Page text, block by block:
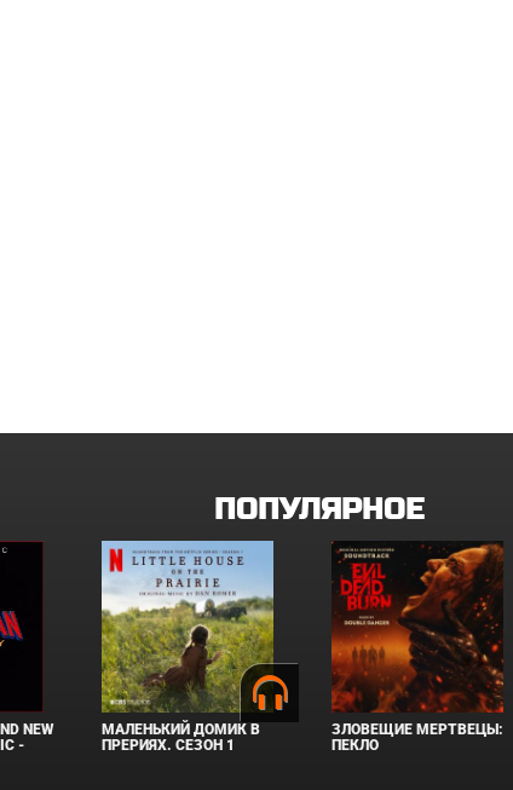
ПОПУЛЯРНОЕ
NEW
-
МАЛЕНЬКИЙ ДОМИК В
ПРЕРИЯХ. СЕЗОН 1
ЗЛОВЕЩИЕ МЕРТВЕЦЫ:
ПЕКЛО